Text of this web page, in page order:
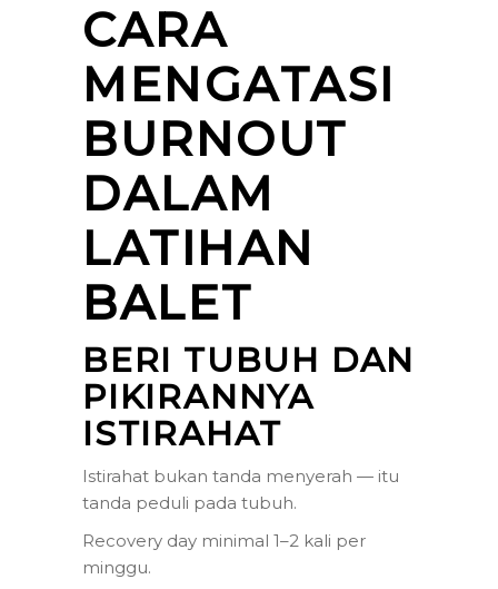
CARA
MENGATASI
BURNOUT
DALAM
LATIHAN
BALET
BERI TUBUH DAN
PIKIRANNYA
ISTIRAHAT
Istirahat bukan tanda menyerah — itu
tanda peduli pada tubuh.
Recovery day minimal 1–2 kali per
minggu.